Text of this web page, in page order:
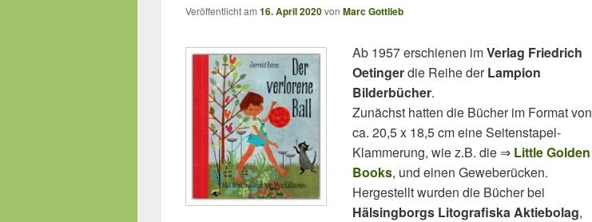
Veröffentlicht am 16. April 2020von Marc Gottlieb
Ab 1957 erschienen imVerlag Friedrich
Oetingerdie Reihe derLampion
Bilderbücher.
Zunächst hatten die Bücher im Format von
ca. 20,5 x 18,5 cm eine Seitenstapel-
Klammerung, wie z.B. die ⇒ Little Golden
Books, und einen Geweberücken.
Hergestellt wurden die Bücher bei
Hälsingborgs Litografiska Aktiebolag,